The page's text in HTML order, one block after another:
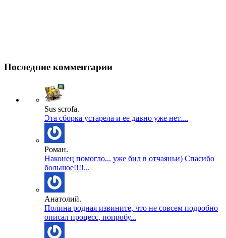
Последние комментарии
Sus scrofa.
Эта сборка устарела и ее давно уже нет....
Роман.
Наконец помогло... уже бил в отчаяньи) Спасибо
большое!!!!...
Анатолий.
Полина родная извините, что не совсем подробно
описал процесс, попробу...